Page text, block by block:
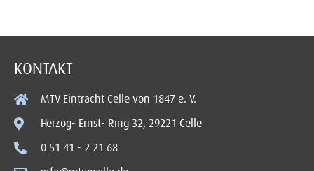
KONTAKT
MTV Eintracht Celle von 1847 e. V.
Herzog- Ernst- Ring 32, 29221 Celle
0 51 41 - 2 21 68